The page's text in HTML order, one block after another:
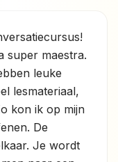
super maestra.
leuke
lesmateriaal,
kon ik op mijn
De
Je wordt